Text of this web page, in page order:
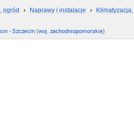
ogród › Naprawy i instalacje ›
- Szczecin (woj. zachodniopomorskie)